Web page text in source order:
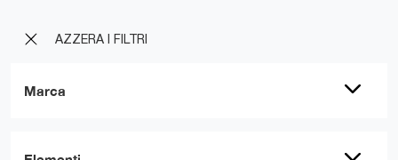
AZZERA I FILTRI
Marca